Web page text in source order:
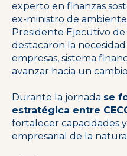
experto en finanzas
ex-ministro de
Presidente Ejecutivo de
destacaron la
empresas, sistema
avanzar hacia un
Durante la jornada se
estratégica entre
fortalecer capacidades
empresarial de la